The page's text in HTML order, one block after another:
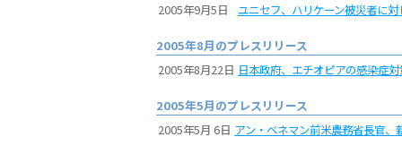
2005年9月5日
ユニセフ、ハリケーン被災者に
2005年8月のプレスリリース
2005年8月22日 日本政府、エチオピアの感染症
2005年5月のプレスリリース
2005年5月 6日 アン・ベネマン前米農務省長官